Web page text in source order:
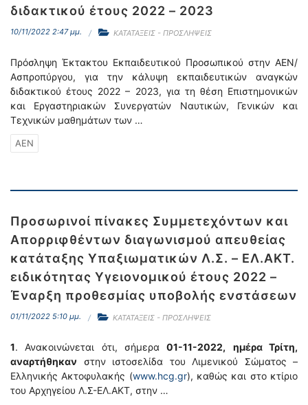
διδακτικού έτους 2022 – 2023
10/11/2022 2:47 μμ. ΚΑΤΑΤΑΞΕΙΣ - ΠΡΟΣΛΗΨΕΙΣ
Πρόσληψη Έκτακτου Εκπαιδευτικού Προσωπικού στην ΑΕΝ/
Ασπροπύργου, για την κάλυψη εκπαιδευτικών αναγκών
διδακτικού έτους 2022 – 2023, για τη θέση Επιστημονικών
και Εργαστηριακών Συνεργατών Ναυτικών, Γενικών και
Τεχνικών μαθημάτων των …
ΑΕΝ
Προσωρινοί πίνακες Συμμετεχόντων και
Απορριφθέντων διαγωνισμού απευθείας
κατάταξης Υπαξιωματικών Λ.Σ. – ΕΛ.ΑΚΤ.
ειδικότητας Υγειονομικού έτους 2022 –
Έναρξη προθεσμίας υποβολής ενστάσεων
01/11/2022 5:10 μμ. ΚΑΤΑΤΑΞΕΙΣ - ΠΡΟΣΛΗΨΕΙΣ
1. Ανακοινώνεται ότι, σήμερα01-11-2022,
ημέρα Τρίτη,
αναρτήθηκαν στην ιστοσελίδα του Λιμενικού Σώματος –
Ελληνικής Ακτοφυλακής (www.hcg.gr), καθώς και στο κτίριο
του Αρχηγείου Λ.Σ-ΕΛ.ΑΚΤ, στην …